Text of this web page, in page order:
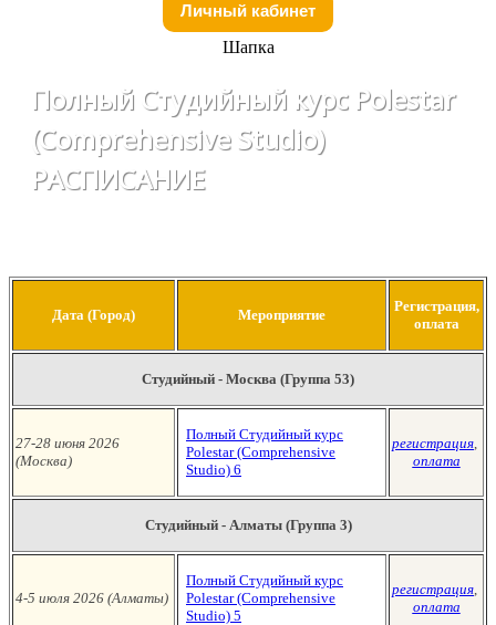
Личный кабинет
Шапка
Полный Студийный курс Polestar
(Comprehensive Studio)
РАСПИСАНИЕ
Дата (Город) Мероприятие
Регистрация,
оплата
Студийный - Москва (Группа 53)
27-28 июня 2026
(Москва)
Полный Студийный курс
Polestar (Сomprehensive
Studio) 6
регистрация,
оплата
Студийный - Алматы (Группа 3)
4-5 июля 2026 (Алматы)
Полный Студийный курс
Polestar (Сomprehensive
Studio) 5
регистрация,
оплата